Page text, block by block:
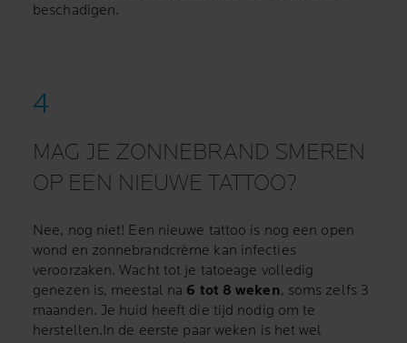
beschadigen.
MAG JE ZONNEBRAND SMEREN
OP EEN NIEUWE TATTOO?
Nee, nog niet! Een nieuwe tattoo is nog een open
wond en zonnebrandcrème kan infecties
veroorzaken. Wacht tot je tatoeage volledig
genezen is, meestal na 6 tot 8 weken, soms zelfs 3
maanden. Je huid heeft die tijd nodig om te
herstellen.In de eerste paar weken is het wel